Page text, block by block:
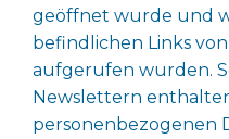
geöffnet wurde und
befindlichen Links
aufgerufen wurden.
Newslettern
personenbezogenen